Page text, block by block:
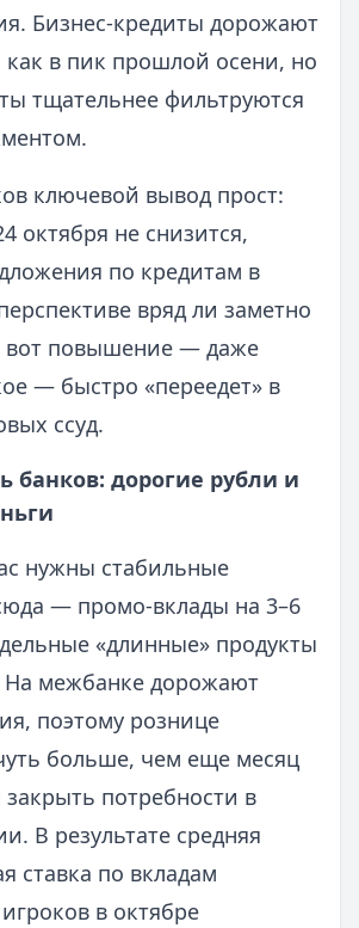
Бизнес-кредиты дорожают
как в пик прошлой осени, но
тщательнее фильтруются
ключевой вывод прост:
октября не снизится,
по кредитам в
вряд ли заметно
вот повышение — даже
— быстро «переедет» в
ссуд.
банков: дорогие рубли и
нужны стабильные
— промо-вклады на 3–6
«длинные» продукты
На межбанке дорожают
поэтому рознице
больше, чем еще месяц
потребности в
В результате средняя
ставка по вкладам
в октябре